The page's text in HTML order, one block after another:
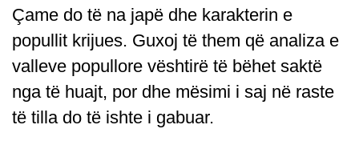
Çame do të na japë dhe karakterin e
popullit krijues. Guxoj të them që analiza e
valleve popullore vështirë të bëhet saktë
nga të huajt, por dhe mësimi i saj në raste
të tilla do të ishte i gabuar.